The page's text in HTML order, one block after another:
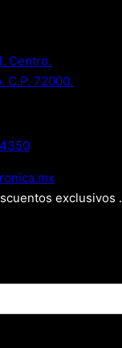
Centro.
C.P. 72000.
exclusivos .